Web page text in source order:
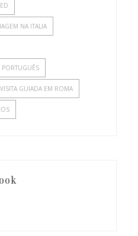
NA ITALIA
VISITA GUIADA EM ROMA